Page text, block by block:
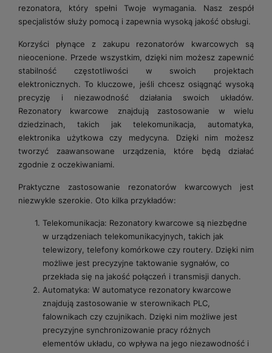
rezonatora, który spełni Twoje wymagania. Nasz zespół
specjalistów służy pomocą i zapewnia wysoką jakość obsługi.
Korzyści płynące z zakupu rezonatorów kwarcowych są
nieocenione. Przede wszystkim, dzięki nim możesz zapewnić
stabilność częstotliwości w swoich projektach
elektronicznych. To kluczowe, jeśli chcesz osiągnąć wysoką
precyzję i niezawodność działania swoich układów.
Rezonatory kwarcowe znajdują zastosowanie w wielu
dziedzinach, takich jak telekomunikacja, automatyka,
elektronika użytkowa czy medycyna. Dzięki nim możesz
tworzyć zaawansowane urządzenia, które będą działać
zgodnie z oczekiwaniami.
Praktyczne zastosowanie rezonatorów kwarcowych jest
niezwykle szerokie. Oto kilka przykładów:
Telekomunikacja: Rezonatory kwarcowe są niezbędne
w urządzeniach telekomunikacyjnych, takich jak
telewizory, telefony komórkowe czy routery. Dzięki nim
możliwe jest precyzyjne taktowanie sygnałów, co
przekłada się na jakość połączeń i transmisji danych.
Automatyka: W automatyce rezonatory kwarcowe
znajdują zastosowanie w sterownikach PLC,
falownikach czy czujnikach. Dzięki nim możliwe jest
precyzyjne synchronizowanie pracy różnych
elementów układu, co wpływa na jego niezawodność i